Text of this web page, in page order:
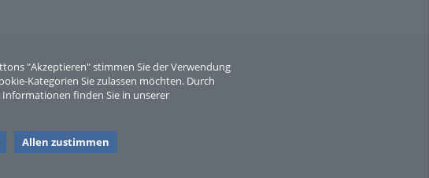
"Akzeptieren" stimmen Sie der Verwendung
Kategorien Sie zulassen möchten. Durch
Informationen finden Sie in unserer
Allen zustimmen
Sperber